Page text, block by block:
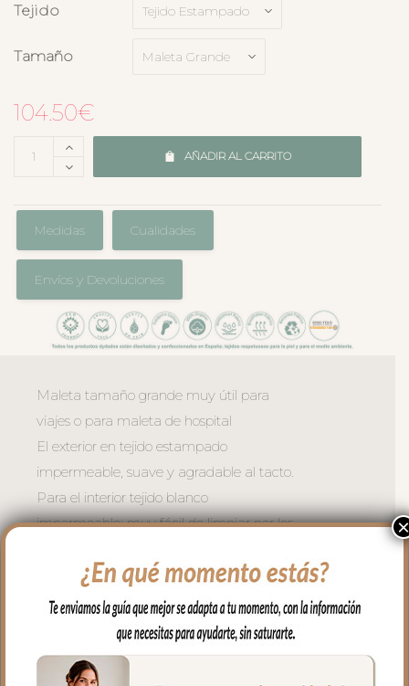
Tejido
Tamaño
104.50€
AÑADIR AL CARRITO
Medidas Cualidades
Envíos y Devoluciones
Maleta tamaño grande muy útil para
viajes o para maleta de hospital
El exterior en tejido estampado
impermeable, suave y agradable al tacto.
Para el interior tejido blanco
impermeable; muy fácil de limpiar por los
necesites puedes lavar en lavadora
siempre agua fría jabones no abrasivos y
tono del estampado.
×